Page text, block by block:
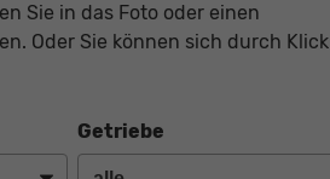
Sie in das Foto oder einen
Oder Sie können sich durch Klick
Getriebe